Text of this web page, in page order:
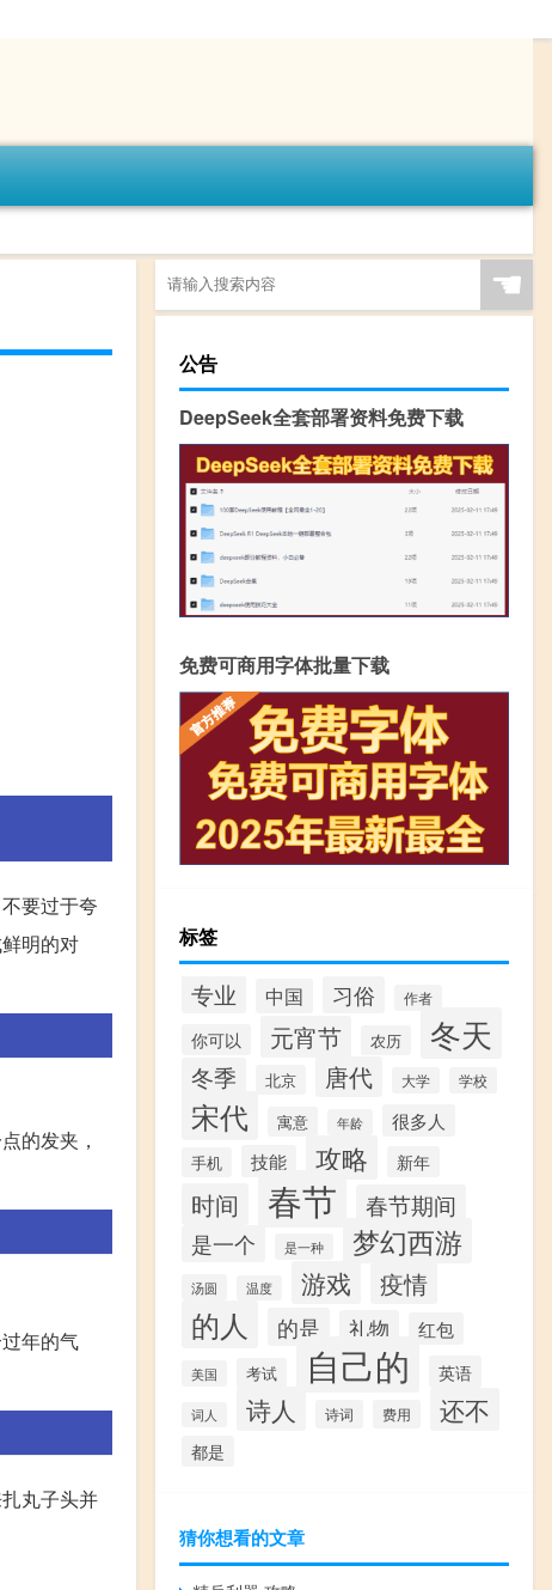
要过于夸
明的对
的发夹，
年的气
丸子头并
☚
公告
DeepSeek全套部署资料免费下载
免费可商用字体批量下载
标签
专业 中国 习俗 作者
你可以 元宵节 农历 冬天
冬季 北京 唐代 大学 学校
宋代 寓意 年龄 很多人
手机 技能 攻略 新年
时间 春节 春节期间
是一个 是一种 梦幻西游
汤圆 温度 游戏 疫情
的人 的是 礼物 红包
美国 考试 自己的 英语
词人 诗人 诗词 费用 还不
都是
猜你想看的文章